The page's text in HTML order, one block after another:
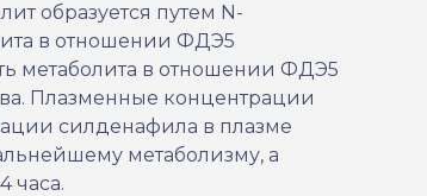
образуется путем N-
в отношении ФДЭ5
метаболита в отношении ФДЭ5
Плазменные концентрации
силденафила в плазме
метаболизму, а
часа.